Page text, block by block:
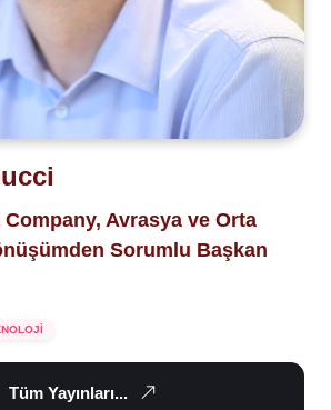
Avrasya ve Orta
Sorumlu Başkan
Tüm Yayınları...